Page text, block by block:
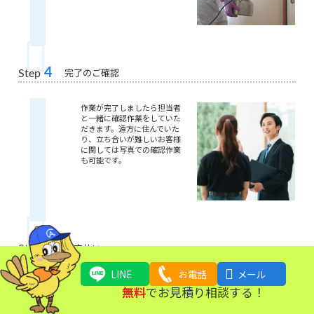
Step 4 完了のご確認
作業が完了しましたら担当者
と一緒に確認作業をしていた
だきます。遠方に住んでいた
り、立ち合いが難しいお客様
に関しては写真での確認作業
も可能です。
Step 5 お支払い
ご請求金額をお支払いいただ
LINE お電話  メール
無料でお見積り相談する！